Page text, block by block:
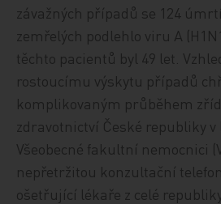
závažných případů se 124
zemřelých podlehlo viru A
těchto pacientů byl 49 let.
rostoucímu výskytu případů
komplikovaným průběhem
zdravotnictví České republiky v
Všeobecné fakultní nemocnici
nepřetržitou konzultační
ošetřující lékaře z celé